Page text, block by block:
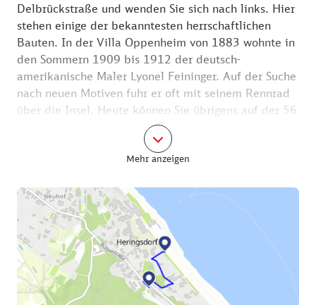
Delbrückstraße und wenden Sie sich nach links. Hier
stehen einige der bekanntesten herrschaftlichen
Bauten. In der Villa Oppenheim von 1883 wohnte in
den Sommern 1909 bis 1912 der deutsch-
amerikanische Maler Lyonel Feininger. Auf der Suche
nach neuen Motiven fuhr er oft mit seinem Rennrad
über die Insel. Heute können Sie übrigens auf der 56
Kilometer langen Feininger-Radtour viele Orte
kennenlernen, die ihn zum Zeichnen inspirierten. Ein
paar Meter weiter ließ sich Geheimrat Hugo
gründete 1872 mit seinem Bruder die
„Aktiengesellschaft Seebad Heringsdorf“, die den
Bauboom im Ort auslöste. In der Villa Staudt
daneben lud Frau Konsul Staudt so manches Mal die
kaiserliche Familie zum Tee ein. Ein wahrer
Hingucker ist die 1883 im griechisch-römischen Stil
errichtete Villa Oechsler des jüdischen Bankiers
Mehr anzeigen